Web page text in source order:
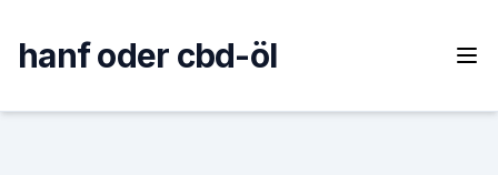
content
hanf oder cbd-öl